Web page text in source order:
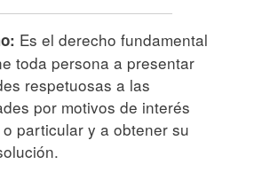
Es el derecho fundamental
toda persona a presentar
respetuosas a las
por motivos de interés
particular y a obtener su